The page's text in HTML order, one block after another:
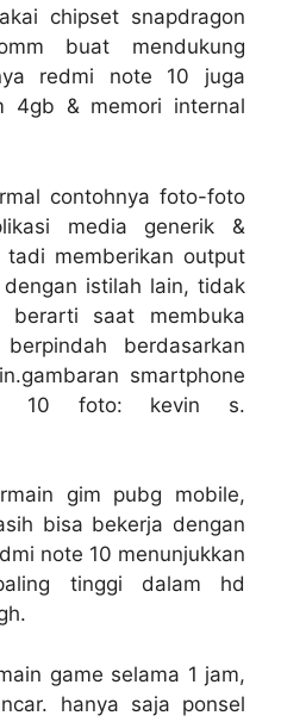
chipset snapdragon
buat mendukung
redmi note 10 juga
4gb & memori internal
contohnya foto-foto
media generik &
memberikan output
istilah lain, tidak
berarti saat membuka
berdasarkan
smartphone
10 foto: kevin s.
gim pubg mobile,
bisa bekerja dengan
note 10 menunjukkan
tinggi dalam hd
game selama 1 jam,
hanya saja ponsel